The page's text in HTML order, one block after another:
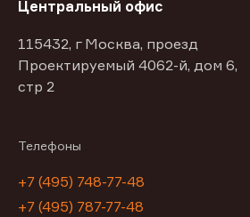
Центральный офис
115432, г Москва, проезд
Проектируемый 4062-й, дом 6,
стр 2
Телефоны
+7 (495) 748-77-48
+7 (495) 787-77-48